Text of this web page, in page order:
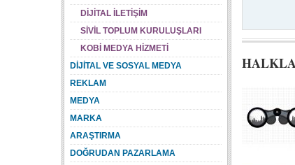
DİJİTAL İLETİŞİM
SİVİL TOPLUM KURULUŞLARI
KOBİ MEDYA HİZMETİ
DİJİTAL VE SOSYAL MEDYA
REKLAM
MEDYA
MARKA
ARAŞTIRMA
DOĞRUDAN PAZARLAMA